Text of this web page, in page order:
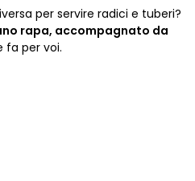
per servire radici e tuberi?
rapa, accompagnato da
fa per voi.